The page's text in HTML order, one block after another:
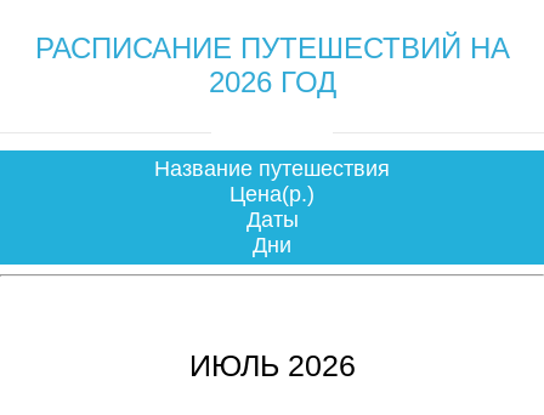
РАСПИСАНИЕ ПУТЕШЕСТВИЙ НА
2026 ГОД
Название путешествия
Цена(р.)
Даты
Дни
ИЮЛЬ 2026